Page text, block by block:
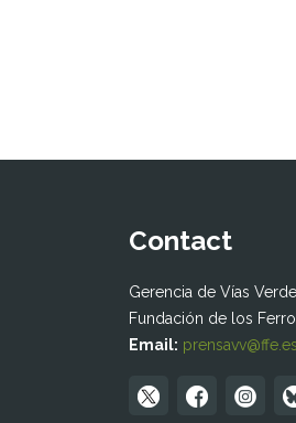
Contact
Gerencia de Vías
Fundación de los
Email: prensavv@ffe.es